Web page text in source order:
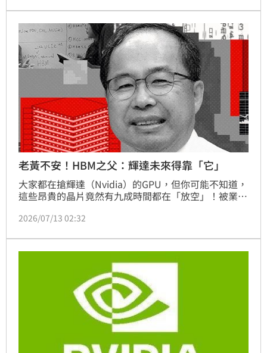
老黃不安！HBM之父：輝達未來得靠「它」
大家都在搶輝達（Nvidia）的GPU，但你可能不知道，
這些昂貴的晶片竟然有九成時間都在「放空」！被業界
指AI的核心根本不是GPU，而是記憶體！他更點名輝達
人士，其實是因為「心裡很不安」。
2026/07/13 02:32